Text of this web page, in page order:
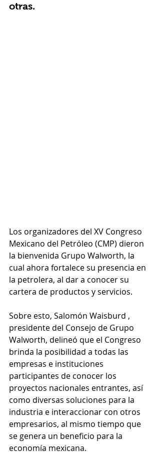
otras.
Los organizadores del XV Congreso
Mexicano del Petróleo (CMP) dieron
la bienvenida Grupo Walworth, la
cual ahora fortalece su presencia en
la petrolera, al dar a conocer su
cartera de productos y servicios.
Sobre esto, Salomón Waisburd ,
presidente del Consejo de Grupo
Walworth, delineó que el Congreso
brinda la posibilidad a todas las
empresas e instituciones
participantes de conocer los
proyectos nacionales entrantes, así
como diversas soluciones para la
industria e interaccionar con otros
empresarios, al mismo tiempo que
se genera un beneficio para la
economía mexicana.